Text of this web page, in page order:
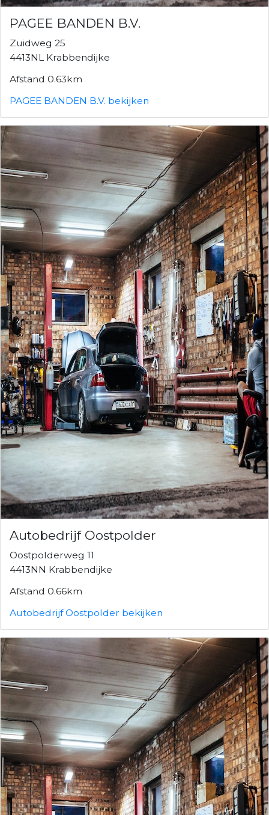
PAGEE BANDEN B.V.
Zuidweg 25
4413NL Krabbendijke
Afstand 0.63km
PAGEE BANDEN B.V. bekijken
Autobedrijf Oostpolder
Oostpolderweg 11
4413NN Krabbendijke
Afstand 0.66km
Autobedrijf Oostpolder bekijken